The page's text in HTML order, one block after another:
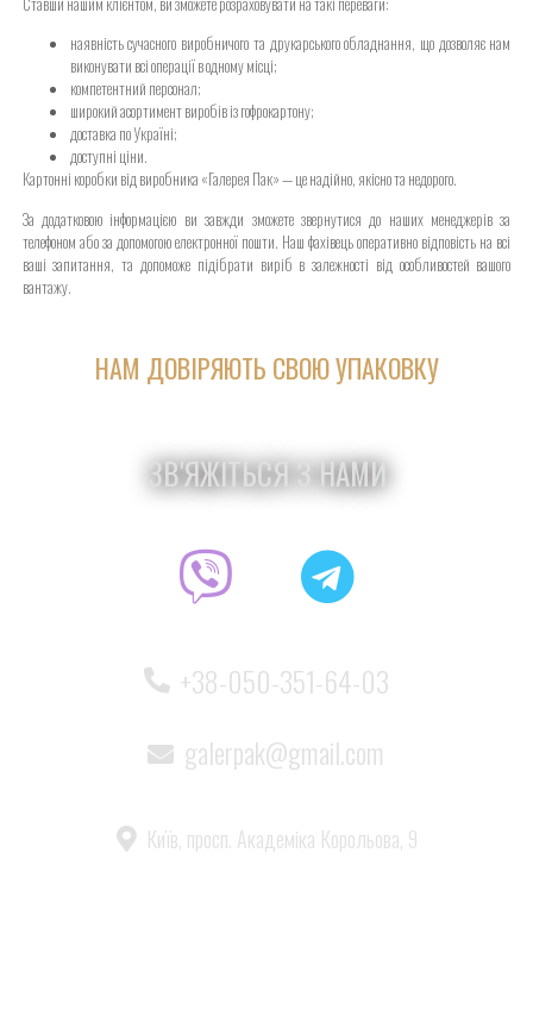
наявність сучасного виробничого та друкарського обладнання, що дозволяє нам
виконувати всі операції в одному місці;
компетентний персонал;
широкий асортимент виробів із гофрокартону;
доставка по Україні;
доступні ціни.
Картонні коробки від виробника «Галерея Пак» — це надійно, якісно та недорого.
За додатковою інформацією ви завжди зможете звернутися до наших менеджерів за
телефоном або за допомогою електронної пошти. Наш фахівець оперативно відповість на всі
ваші запитання, та допоможе підібрати виріб в залежності від особливостей вашого
вантажу.
НАМ ДОВІРЯЮТЬ СВОЮ УПАКОВКУ
ЗВ'ЯЖІТЬСЯ З НАМИ
+38-050-351-64-03
galerpak@gmail.com
Київ, просп. Академіка Корольова, 9